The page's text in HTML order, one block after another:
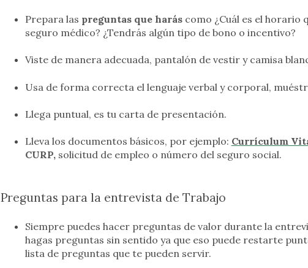
Prepara las preguntas que haráscomo ¿Cuál es el horario
seguro médico? ¿Tendrás algún tipo de bono o incentivo?
Viste de manera adecuada, pantalón de vestir y camisa
Usa de forma correcta el lenguaje verbal y corporal,
Llega puntual, es tu carta de presentación.
Lleva los documentos básicos, por ejemplo: Currículum
CURP,solicitud de empleo o número del seguro social.
Preguntas para la entrevista de Trabajo
Siempre puedes hacer preguntas de valor durante la
hagas preguntas sin sentido ya que eso puede restarte
lista de preguntas que te pueden servir.